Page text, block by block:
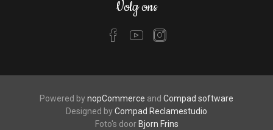
Volg ons
Powered bynopCommerce and Compad software
Designed byCompad Reclamestudio
Foto's door Bjorn Frins